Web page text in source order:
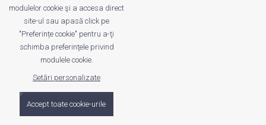
© 2011 - 2026 Valentin VĂLEANU. All Rights Reserved
Date trafic disponibile pe ROtrafic
modulelor cookie şi a accesa direct
site-ul sau apasă click pe
"Preferințe cookie" pentru a-ţi
schimba preferinţele privind
modulele cookie.
Setări personalizate
Accept toate cookie-urile